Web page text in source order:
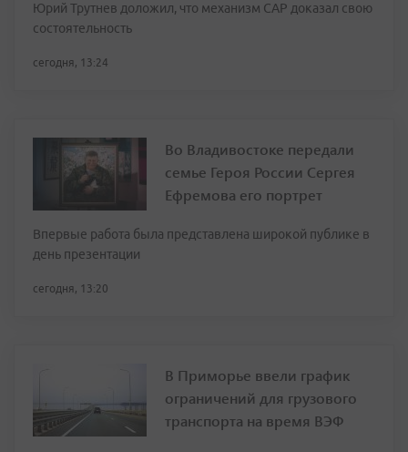
Юрий Трутнев доложил, что механизм САР доказал свою
состоятельность
сегодня, 13:24
Во Владивостоке передали
семье Героя России Сергея
Ефремова его портрет
Впервые работа была представлена широкой публике в
день презентации
сегодня, 13:20
В Приморье ввели график
ограничений для грузового
транспорта на время ВЭФ